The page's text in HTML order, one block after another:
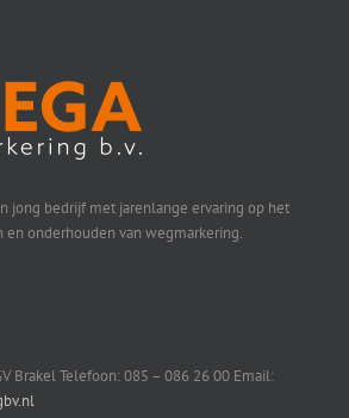
jong bedrijf met jarenlange ervaring op het
en onderhouden van wegmarkering.
Brakel Telefoon: 085 – 086 26 00 Email: